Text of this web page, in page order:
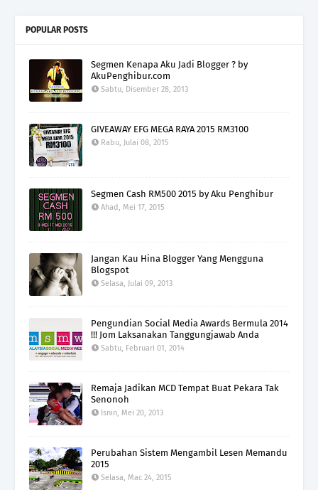
POPULAR POSTS
Segmen Kenapa Aku Jadi Blogger ? by
AkuPenghibur.com
Sabtu, Disember 28, 2013
GIVEAWAY EFG MEGA RAYA 2015 RM3100
Rabu, Julai 08, 2015
Segmen Cash RM500 2015 by Aku Penghibur
Ahad, Mei 17, 2015
Jangan Kau Hina Blogger Yang Mengguna
Blogspot
Selasa, Julai 09, 2013
Pengundian Social Media Awards Bermula 2014
!!! Jom Laksanakan Tanggungjawab Anda
Sabtu, Februari 01, 2014
Remaja Jadikan MCD Tempat Buat Pekara Tak
Senonoh
Isnin, Mei 20, 2013
Perubahan Sistem Mengambil Lesen Memandu
2015
Selasa, Mac 24, 2015